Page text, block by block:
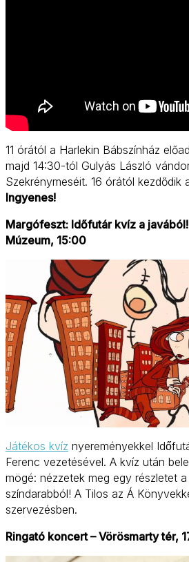
11 órától a Harlekin Bábszínház
majd 14:30-tól Gulyás László
Szekrénymeséit. 16 órától kezdődik
Ingyenes!
Margófeszt: Időfutár kvíz a
Múzeum, 15:00
Játékos kvíz nyereményekkel
Ferenc vezetésével. A kvíz után
mögé: nézzetek meg egy részletet
színdarabból! A Tilos az Á
szervezésben.
Ringató koncert – Vörösmarty tér,